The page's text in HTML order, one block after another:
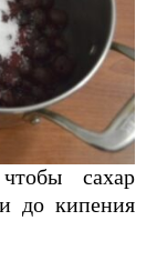
сахар
до кипения